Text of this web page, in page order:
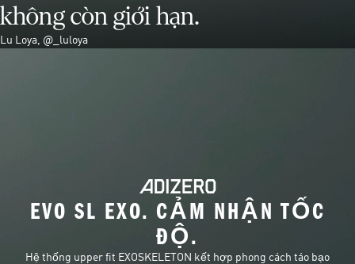
không còn giới hạn.
Lu Loya, @_luloya
EVO SL EXO. CẢM NHẬN TỐC
ĐỘ.
Hệ thống upper fit EXOSKELETON kết hợp phong cách táo bạo